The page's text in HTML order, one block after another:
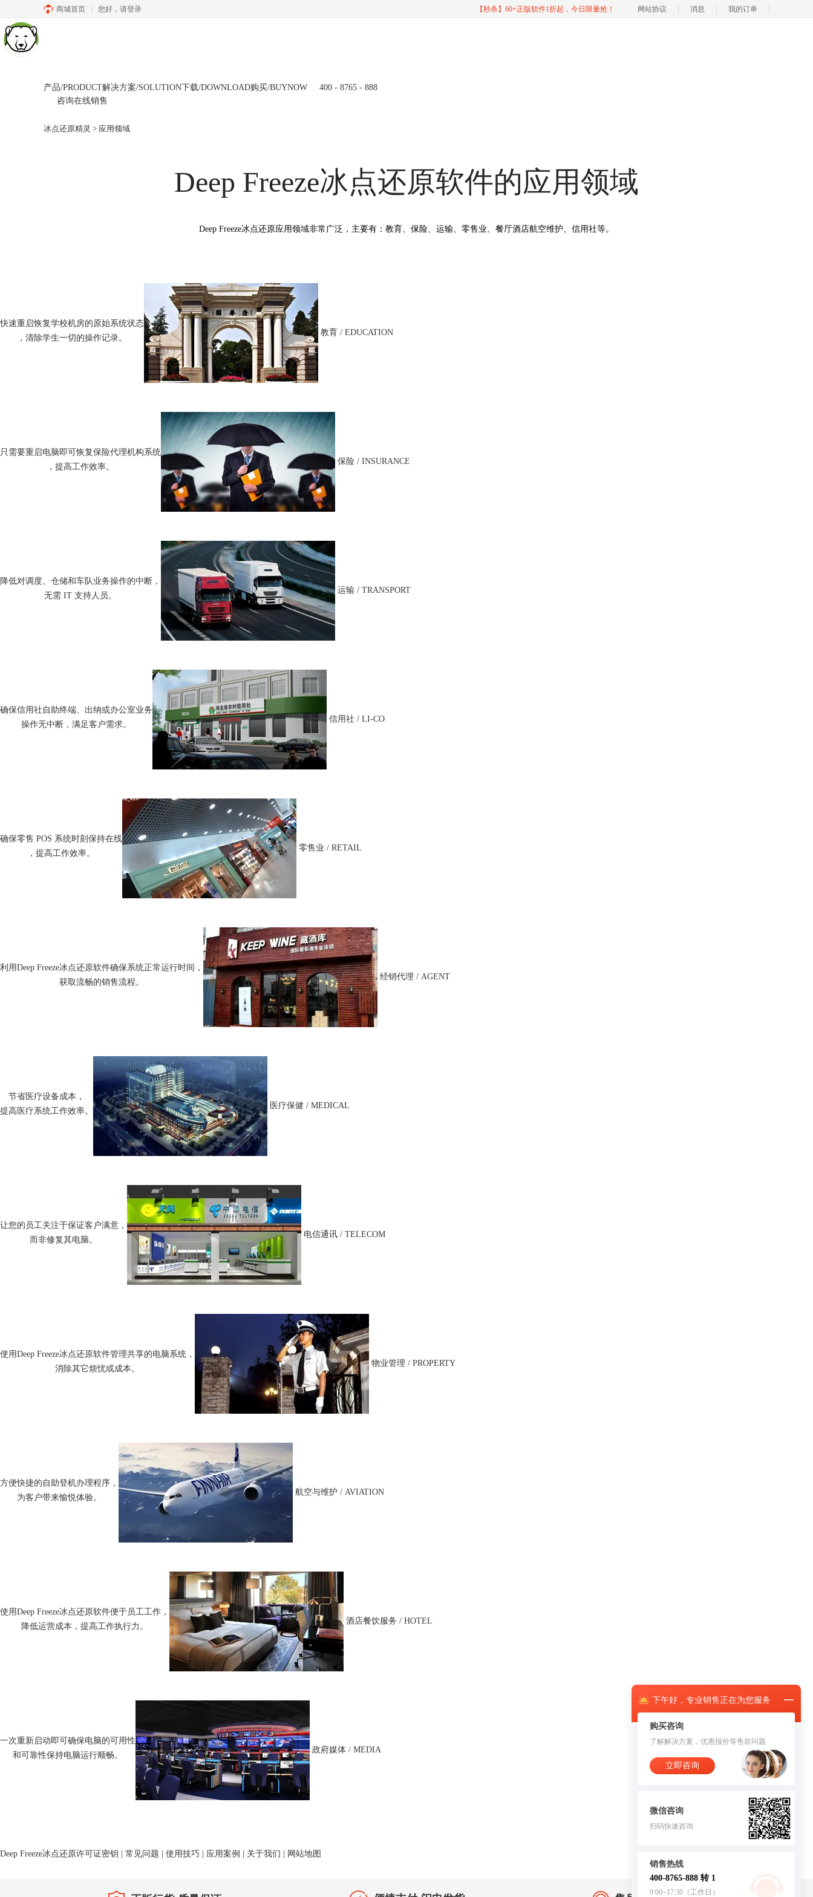
下午好， 专业销售正在为您服务
购买咨询
了解解决方案，优惠报价等售前问题
立即咨询
微信咨询
扫码快速咨询
销售热线
400-8765-888 转 1
9:00~17:30（工作日）
商城首页 您好， 请登录 【秒杀】60+正版软件1折起，今日限量抢！ 网站协议 消息 我的订单
产品/PRODUCT解决方案/SOLUTION下载/DOWNLOAD购买/BUYNOW
400 - 8765 - 888
咨询在线销售
冰点还原精灵 > 应用领域
Deep Freeze冰点还原软件的应用领域
Deep Freeze冰点还原应用领域非常广泛，主要有：教育、保险、运输、零售业、餐厅酒店航空维护、信用社等。
快速重启恢复学校机房的原始系统状态
，清除学生一切的操作记录。
教育 / EDUCATION
只需要重启电脑即可恢复保险代理机构系统
，提高工作效率。
保险 / INSURANCE
降低对调度、仓储和车队业务操作的中断，
无需 IT 支持人员。
运输 / TRANSPORT
确保信用社自助终端、出纳或办公室业务
操作无中断，满足客户需求。
信用社 / LI-CO
确保零售 POS 系统时刻保持在线
，提高工作效率。
零售业 / RETAIL
利用Deep Freeze冰点还原软件确保系统正常运行时间，
获取流畅的销售流程。
经销代理 / AGENT
节省医疗设备成本，
提高医疗系统工作效率。
医疗保健 / MEDICAL
让您的员工关注于保证客户满意，
而非修复其电脑。
电信通讯 / TELECOM
使用Deep Freeze冰点还原软件管理共享的电脑系统，
消除其它烦忧或成本。
物业管理 / PROPERTY
方便快捷的自助登机办理程序，
为客户带来愉悦体验。
航空与维护 / AVIATION
使用Deep Freeze冰点还原软件便于员工工作，
降低运营成本，提高工作执行力。
酒店餐饮服务 / HOTEL
一次重新启动即可确保电脑的可用性
和可靠性保持电脑运行顺畅。
政府媒体 / MEDIA
Deep Freeze冰点还原许可证密钥 常见问题 使用技巧 应用案例 关于我们 网站地图